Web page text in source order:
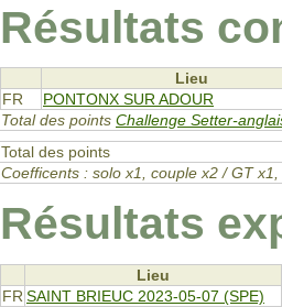
Résultats
Lieu
FR
PONTONX SUR ADOUR
Total des points Challenge Setter-
Total des points
Coefficents : solo x1, couple x2 / GT
Résultats
Lieu
FR SAINT BRIEUC 2023-05-07 (SPE)